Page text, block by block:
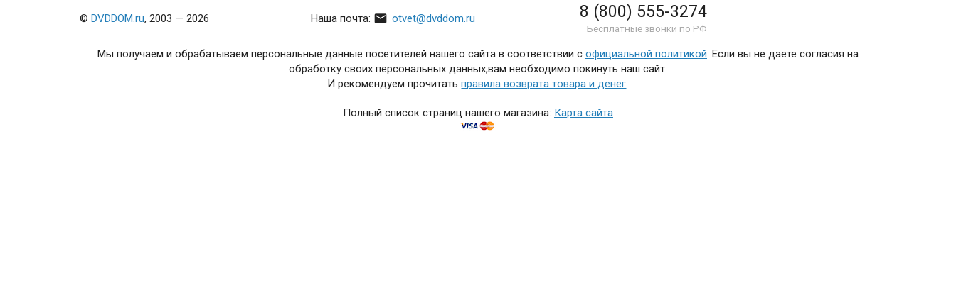
©DVDDOM.ru, 2003 — 2026 Наша почта:  otvet@dvddom.ru 8 (800) 555-3274
Бесплатные звонки по РФ
Мы получаем и обрабатываем персональные данные посетителей нашего сайта в соответствии с официальной политикой. Если вы не даете согласия на
обработку своих персональных данных,вам необходимо покинуть наш сайт.
И рекомендуем прочитатьправила возврата товара и денег.
Полный список страниц нашего магазина: Карта сайта